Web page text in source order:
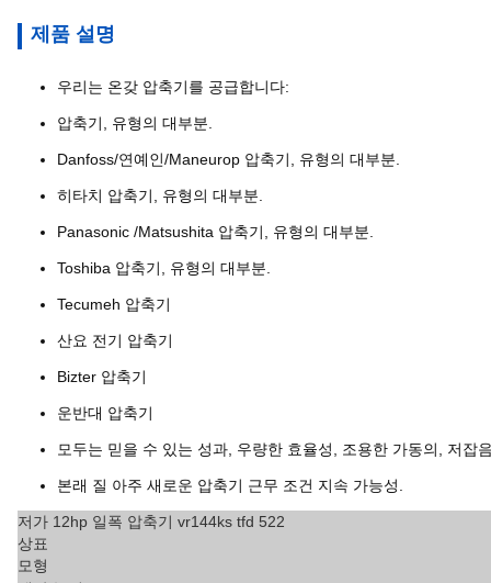
제품 설명
우리는 온갖 압축기를 공급합니다:
압축기, 유형의 대부분.
Danfoss/연예인/Maneurop 압축기 , 유형의 대부분.
히타치 압축기 , 유형의 대부분.
Panasonic /Matsushita 압축기 , 유형의 대부분.
Toshiba 압축기 , 유형의 대부분.
Tecumeh 압축기
산요 전기 압축기
Bizter 압축기
운반대 압축기
모두는 믿을 수 있는 성과, 우량한 효율성, 조용한 가동의, 저잡
본래 질 아주 새로운 압축기 근무 조건 지속 가능성.
저가 12hp 일폭 압축기 vr144ks tfd 522
상표
모형